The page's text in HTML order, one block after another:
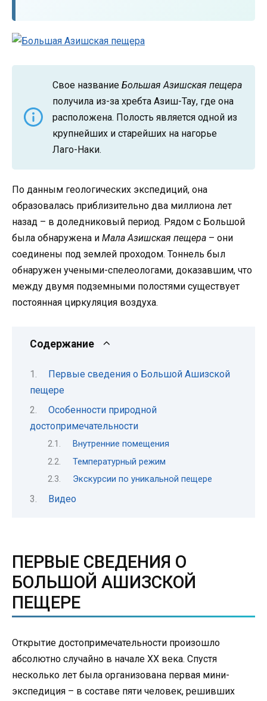
Свое название Большая Азишская пещера
получила из-за хребта Азиш-Тау, где она
расположена. Полость является одной из
крупнейших и старейших на нагорье
Лаго-Наки.
По данным геологических экспедиций, она
образовалась приблизительно два миллиона лет
назад – в доледниковый период. Рядом с Большой
была обнаружена и Мала Азишская пещера – они
соединены под землей проходом. Тоннель был
обнаружен учеными-спелеологами, доказавшим, что
между двумя подземными полостями существует
постоянная циркуляция воздуха.
Содержание
Первые сведения о Большой Ашизской
пещере
Особенности природной
достопримечательности
Внутренние помещения
Температурный режим
Экскурсии по уникальной пещере
Видео
ПЕРВЫЕ СВЕДЕНИЯ О
БОЛЬШОЙ АШИЗСКОЙ
ПЕЩЕРЕ
Открытие достопримечательности произошло
абсолютно случайно в начале XX века. Спустя
несколько лет была организована первая мини-
экспедиция – в составе пяти человек, решивших